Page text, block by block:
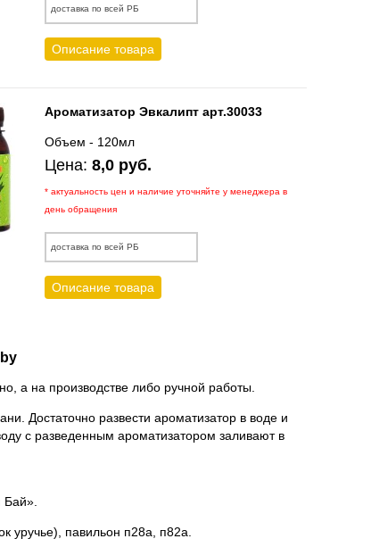
доставка по всей РБ
Описание товара
Ароматизатор Эвкалипт арт.30033
Объем - 120мл
Цена: 8,0 руб.
* актуальность цен и наличие уточняйте у менеджера в
день обращения
доставка по всей РБ
Описание товара
а на производстве либо ручной работы.
Достаточно развести ароматизатор в воде и
с разведенным ароматизатором заливают в
Бай»
уручье), павильон п28а, п82а.